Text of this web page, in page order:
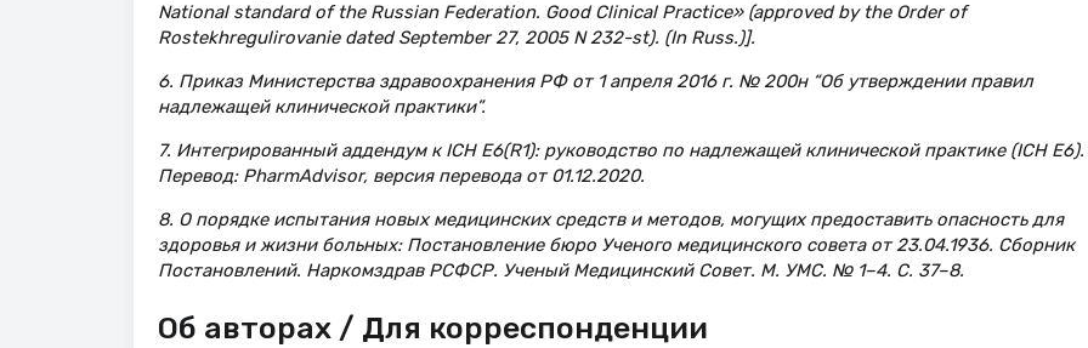
National standard of the Russian Federation. Good Clinical Practice» (approved by the Order of
Rostekhregulirovanie dated September 27, 2005 N 232-st). (In Russ.)].
6. Приказ Министерства здравоохранения РФ от 1 апреля 2016 г. № 200н “Об утверждении правил
надлежащей клинической практики”.
7. Интегрированный аддендум к ICH E6(R1): руководство по надлежащей клинической практике (ICH E6).
Перевод: PharmAdvisor, версия перевода от 01.12.2020.
8. О порядке испытания новых медицинских средств и методов, могущих предоставить опасность для
здоровья и жизни больных: Постановление бюро Ученого медицинского совета от 23.04.1936. Сборник
Постановлений. Наркомздрав РСФСР. Ученый Медицинский Совет. М. УМС. № 1–4. С. 37–8.
Об авторах / Для корреспонденции